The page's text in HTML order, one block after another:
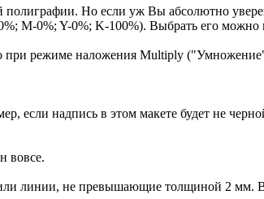
полиграфии. Но если уж Вы абсолютно
M-0%; Y-0%; K-100%). Выбрать его
при режиме наложения Multiply
если надпись в этом макете будет не
вовсе.
линии, не превышающие толщиной 2 мм.